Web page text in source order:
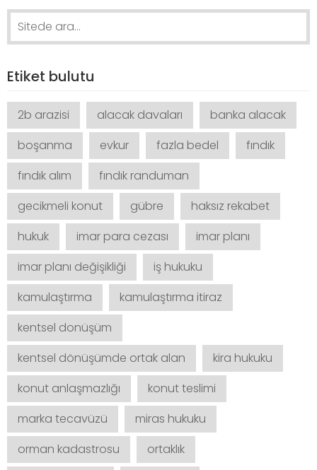
Search
Etiket bulutu
2b arazisi alacak davaları
banka alacak
boşanma
evkur fazla bedel
fındık
fındık alım
fındık randuman
gecikmeli konut
gübre
haksız rekabet
hukuk
imar para cezası
imar planı
imar planı değişikliği
iş hukuku
kamulaştırma
kamulaştırma itiraz
kentsel donüşüm
kentsel dönüşümde ortak alan
kira hukuku
konut anlaşmazlığı
konut teslimi
marka tecavüzü
miras hukuku
orman kadastrosu
ortaklık